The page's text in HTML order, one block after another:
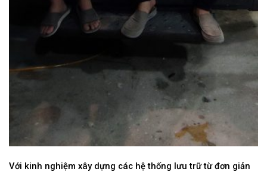
Với kinh nghiệm xây dựng các hệ thống lưu trữ từ đơn giản